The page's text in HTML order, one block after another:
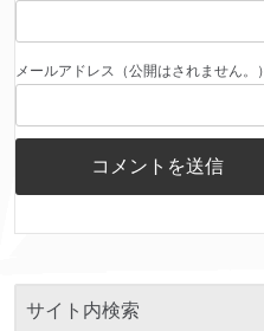
メールアドレス（公開はされません。）
サイト内検索